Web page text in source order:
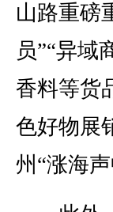
山路重磅
员”“异域
香料等货
色好物展
州“涨海